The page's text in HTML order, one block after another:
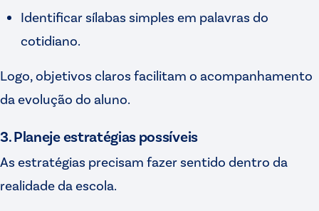
Identificar sílabas simples em palavras do
cotidiano.
Logo, objetivos claros facilitam o acompanhamento
da evolução do aluno.
3. Planeje estratégias possíveis
As estratégias precisam fazer sentido dentro da
realidade da escola.